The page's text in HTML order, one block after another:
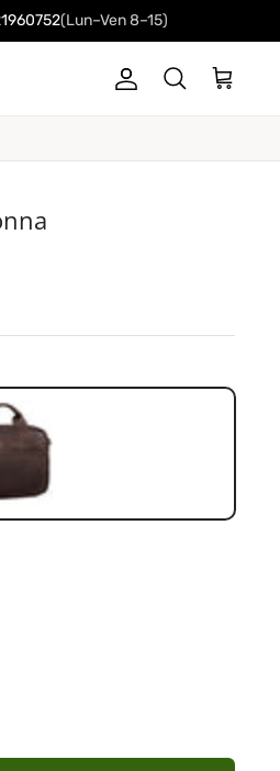
(Lun–Ven 8–15)
Account
Cerca Carrello
scuro - pallido